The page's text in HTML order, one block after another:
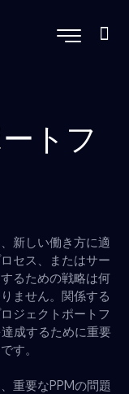
トフ
新しい働き方に適
セス、またはサー
るための戦略は何
ません。関係する
ジェクトポートフ
成するために重要
す。
重要なPPMの問題